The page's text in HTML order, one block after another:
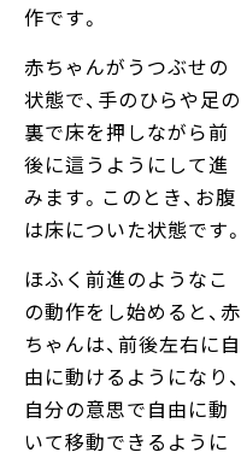
作です。
赤ちゃんがうつぶせの
状態で、手のひらや足の
裏で床を押しながら前
後に這うようにして進
みます。このとき、お腹
は床についた状態です。
ほふく前進のようなこ
の動作をし始めると、赤
ちゃんは、前後左右に自
由に動けるようになり、
自分の意思で自由に動
いて移動できるように